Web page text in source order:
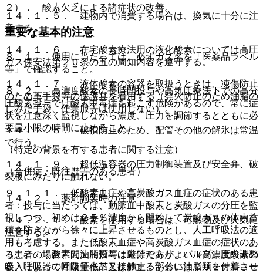
１４．１．５． 建物内で消費する場合は、換気に十分に注
意する。
１４．１．６． 在宅酸素療法用の液化酸素については高圧
ガス保安法第２０条の五の周知内容を遵守する。
１４．１．７． 液体酸素の容器を取扱うときは、凍傷防止
のため革手袋等の保護具を着用する（発火防止のため油脂の
しみた手袋、作業服等は使用しない）。
１４．１．８． 破損防止のため、配管その他の解氷は常温
で行う。
１４．１．９． 超低温容器の圧力制御装置及び安全弁、破
裂板にみだりに触れない。
１４．２． 薬剤調製時の注意
１４．２．１． 酸素を使用する場合は、可燃物及び火気に
注意する。
（１）． 酸素に油脂類等は厳禁であり、バルブ、圧力調整
器、呼吸器の回路等本品と接触する部分に油脂類を付着させ
２）． 酸素欠乏による諸症状の改善。
重要な基本的注意
８．１． 使用に当たっては、必ずガス名を「医薬品ラベル
等」で確認すること。
８．２． 高濃度酸素の長時間投与や高気圧療法下での高分
圧酸素投与では酸素中毒症を起こす危険があるので、常に症
状を注意深く監視しながら濃度、圧力を調節するとともに必
要最小限の時間に止めること。
（特定の背景を有する患者に関する注意）
（合併症・既往歴等のある患者）
９．１．１． 低酸素血症や高炭酸ガス血症の症状のある患
者：投与に当たっては、動脈血中酸素と炭酸ガスの分圧を監
視しつつ、初めは２５％濃度から開始して炭酸ガスの体内蓄
積を防ぎながら徐々に上昇させるものとし、人工呼吸法の適
用も考慮する。また低酸素血症や高炭酸ガス血症の症状のあ
る患者の場合、間欠的投与は避けた方がよい（高濃度酸素の
吸入によって呼吸量低下又は停止、あるいはＣＯ２ナルコー